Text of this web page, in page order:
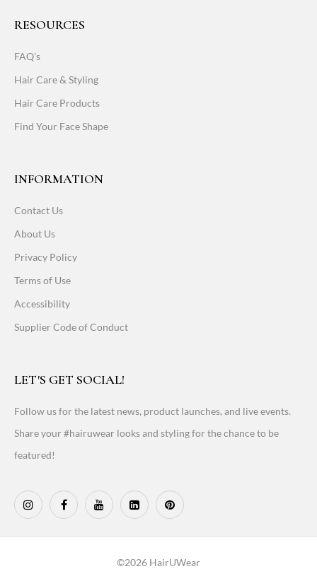
RESOURCES
FAQ's
Hair Care & Styling
Hair Care Products
Find Your Face Shape
INFORMATION
Contact Us
About Us
Privacy Policy
Terms of Use
Accessibility
Supplier Code of Conduct
LET'S GET SOCIAL!
Follow us for the latest news, product launches, and live events.
Share your #hairuwear looks and styling for the chance to be
featured!
©2026 HairUWear